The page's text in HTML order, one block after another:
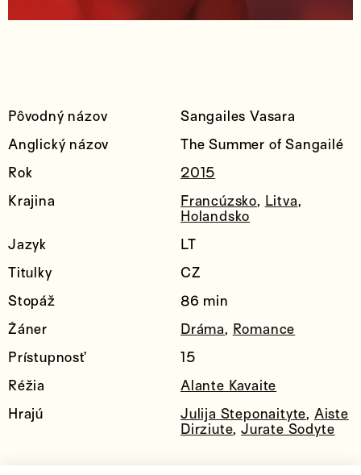
Pôvodný názov
Sangailes Vasara
Anglický názov
The Summer of Sangailé
Rok
2015
Krajina
Francúzsko, Litva,
Holandsko
Jazyk
LT
Titulky
CZ
Stopáž
86 min
Žáner
Dráma, Romance
Prístupnosť
15
Réžia
Alante Kavaite
Hrajú
Julija Steponaityte, Aiste
Dirziute,Jurate Sodyte